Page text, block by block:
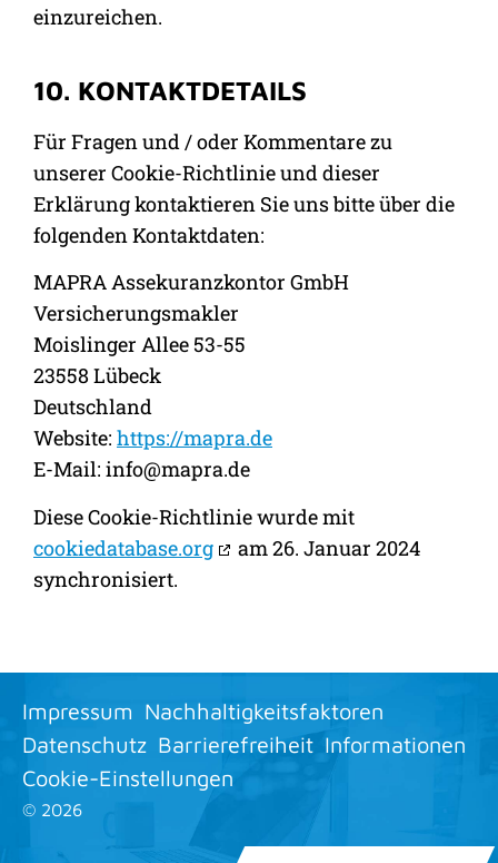
einzureichen.
10. KONTAKTDETAILS
Für Fragen und / oder Kommentare zu
unserer Cookie-Richtlinie und dieser
Erklärung kontaktieren Sie uns bitte über die
folgenden Kontaktdaten:
MAPRA Assekuranzkontor GmbH
Versicherungsmakler
Moislinger Allee 53-55
23558 Lübeck
Deutschland
Website: https://mapra.de
E-Mail: info@mapra.de
Diese Cookie-Richtlinie wurde mit
cookiedatabase.org
am 26. Januar 2024
synchronisiert.
Impressum Nachhaltigkeitsfaktoren
Datenschutz Barrierefreiheit Informationen
Cookie-Einstellungen
© 2026